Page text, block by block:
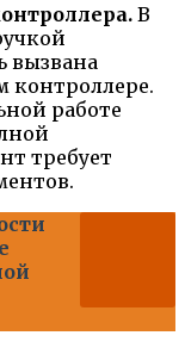
В
вызвана
контроллере.
работе
требует